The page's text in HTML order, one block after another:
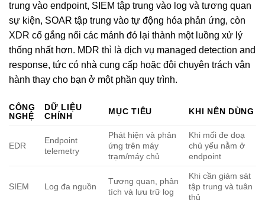
trung vào endpoint, SIEM tập trung vào log và tương quan
sự kiện, SOAR tập trung vào tự động hóa phản ứng, còn
XDR cố gắng nối các mảnh đó lại thành một luồng xử lý
thống nhất hơn. MDR thì là dịch vụ managed detection and
response, tức có nhà cung cấp hoặc đội chuyên trách vận
hành thay cho bạn ở một phần quy trình.
CÔNG
NGHỆ
DỮ LIỆU
CHÍNH
MỤC TIÊU KHI NÊN DÙNG
EDR
Endpoint
telemetry
Phát hiện và phản
ứng trên máy
trạm/máy chủ
Khi mối đe doạ
chủ yếu nằm ở
endpoint
SIEM Log đa nguồn
Tương quan, phân
tích và lưu trữ log
Khi cần giám sát
tập trung và tuân
thủ